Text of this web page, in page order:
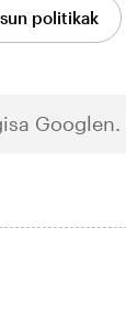
politikak
Googlen.